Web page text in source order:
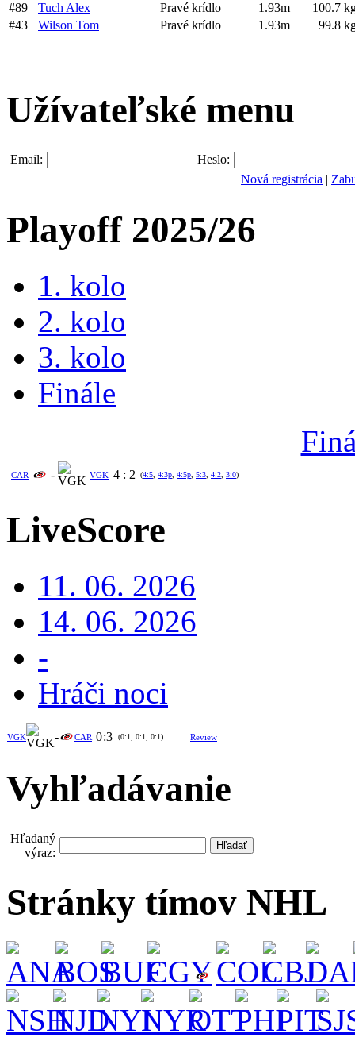
#89
Tuch Alex Pravé krídlo 1.93m
100.7
#43
Wilson Tom Pravé krídlo 1.93m 99.8
Užívateľské menu
Email:
Heslo:
Nová registrácia |
Playoff 2025/26
1. kolo
2. kolo
3. kolo
Finále
CAR - VGK 4 : 2 (4:5 4:3p 4:5p 5:3 4:2 3:0)
LiveScore
11. 06. 2026
14. 06. 2026
-
Hráči noci
VGK - CAR 0:3 (0:1, 0:1, 0:1) Review
Vyhľadávanie
Hľadaný
výraz:
Stránky tímov NHL